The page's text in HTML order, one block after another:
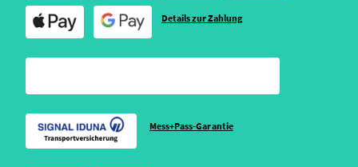
Details zur Zahlung
Mess+Pass-Garantie